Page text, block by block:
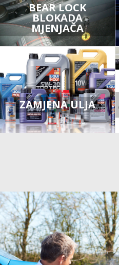
BEAR LOCK
BLOKADA
MJENJAČA
ZAMJENA ULJA